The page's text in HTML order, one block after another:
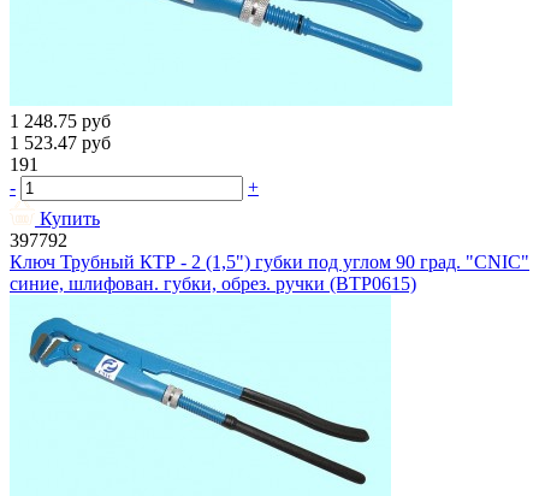
1 248.75 руб
1 523.47 руб
191
-
+
Купить
397792
Ключ Трубный КТР - 2 (1,5") губки под углом 90 град. "CNIC"
синие, шлифован. губки, обрез. ручки (BTP0615)